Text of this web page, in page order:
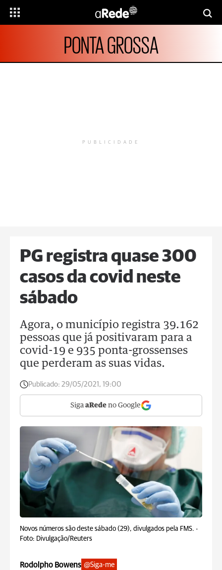
PONTA GROSSA
PUBLICIDADE
PG registra quase 300
casos da covid neste
sábado
Agora, o município registra 39.162
pessoas que já positivaram para a
covid-19 e 935 ponta-grossenses
que perderam as suas vidas.
Publicado: 29/05/2021, 19:00
Siga aRede no Google
Novos números são deste sábado (29), divulgados pela FMS. -
Foto: Divulgação/Reuters
Rodolpho Bowens @Siga-me